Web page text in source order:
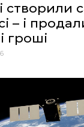
створили
– і
гроші